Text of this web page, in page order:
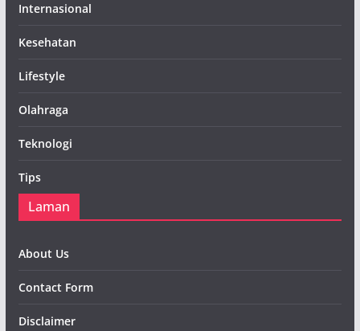
Internasional
Kesehatan
Lifestyle
Olahraga
Teknologi
Tips
Laman
About Us
Contact Form
Disclaimer